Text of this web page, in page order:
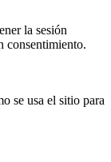
la sesión
consentimiento.
se usa el sitio para